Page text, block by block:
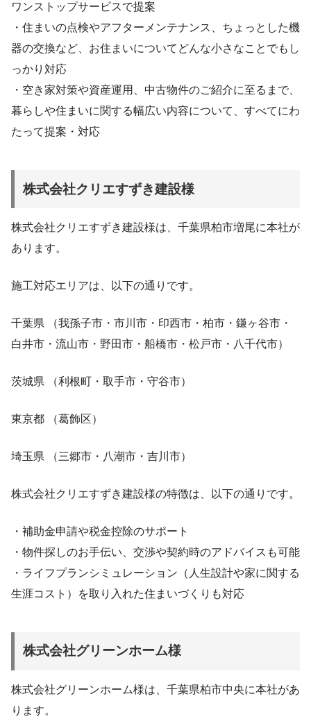
ワンストップサービスで提案
・住まいの点検やアフターメンテナンス、ちょっとした機
器の交換など、お住まいについてどんな小さなことでもし
っかり対応
・空き家対策や資産運用、中古物件のご紹介に至るまで、
暮らしや住まいに関する幅広い内容について、すべてにわ
たって提案・対応
株式会社クリエすずき建設様
株式会社クリエすずき建設様は、千葉県柏市増尾に本社が
あります。
施工対応エリアは、以下の通りです。
千葉県 （我孫子市・市川市・印西市・柏市・鎌ヶ谷市・
白井市・流山市・野田市・船橋市・松戸市・八千代市）
茨城県 （利根町・取手市・守谷市）
東京都 （葛飾区）
埼玉県 （三郷市・八潮市・吉川市）
株式会社クリエすずき建設様の特徴は、以下の通りです。
・補助金申請や税金控除のサポート
・物件探しのお手伝い、交渉や契約時のアドバイスも可能
・ライフプランシミュレーション（人生設計や家に関する
生涯コスト）を取り入れた住まいづくりも対応
株式会社グリーンホーム様
株式会社グリーンホーム様は、千葉県柏市中央に本社があ
ります。